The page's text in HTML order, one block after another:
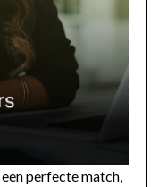
perfecte match,